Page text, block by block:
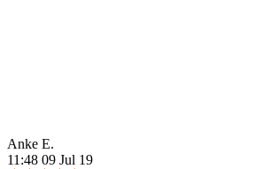
Anke E.
11:48 09 Jul 19